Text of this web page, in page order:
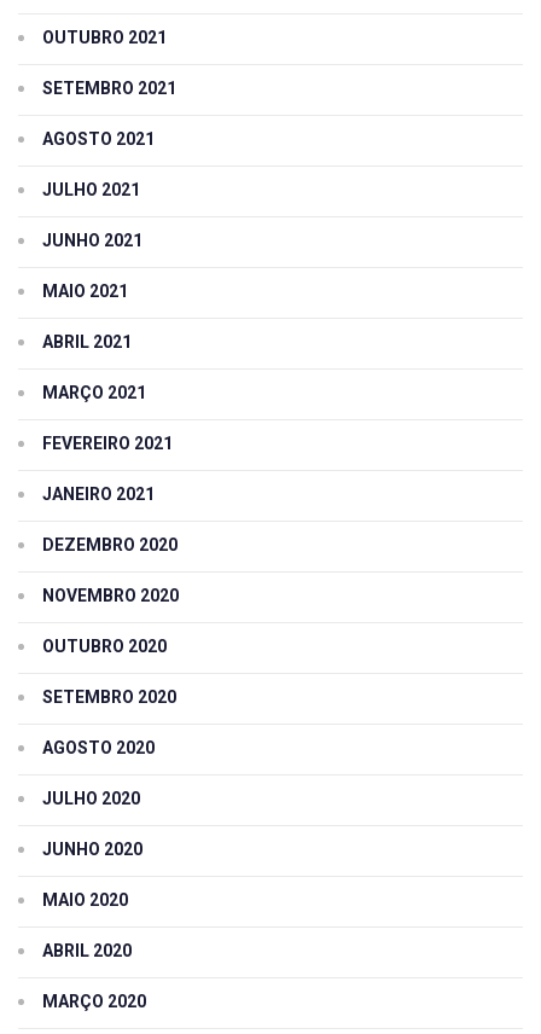
OUTUBRO 2021
SETEMBRO 2021
AGOSTO 2021
JULHO 2021
JUNHO 2021
MAIO 2021
ABRIL 2021
MARÇO 2021
FEVEREIRO 2021
JANEIRO 2021
DEZEMBRO 2020
NOVEMBRO 2020
OUTUBRO 2020
SETEMBRO 2020
AGOSTO 2020
JULHO 2020
JUNHO 2020
MAIO 2020
ABRIL 2020
MARÇO 2020